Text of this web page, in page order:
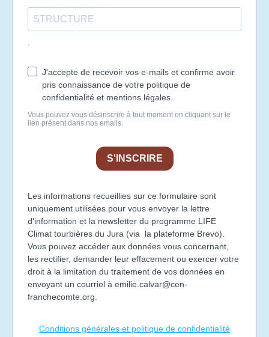
J'accepte de recevoir vos e-mails et confirme avoir
pris connaissance de votre politique de
confidentialité et mentions légales.
Vous pouvez vous désinscrire à tout moment en cliquant sur le
lien présent dans nos emails.
S'INSCRIRE
Les informations recueillies sur ce formulaire sont
uniquement utilisées pour vous envoyer la lettre
d'information et la newsletter du programme LIFE
Climat tourbières du Jura (via la plateforme Brevo).
Vous pouvez accéder aux données vous concernant,
les rectifier, demander leur effacement ou exercer votre
droit à la limitation du traitement de vos données en
envoyant un courriel à emilie.calvar@cen-
franchecomte.org
Conditions générales et politique de confidentialité